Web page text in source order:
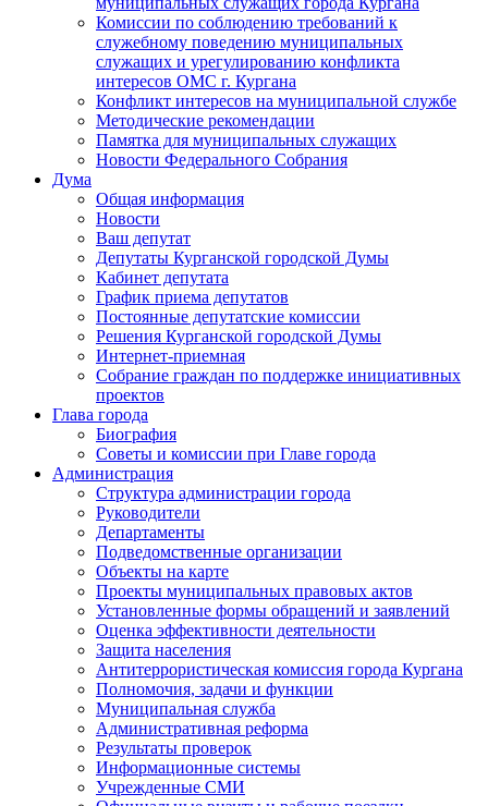
Комиссии по соблюдению требований к
служебному поведению муниципальных
служащих и урегулированию конфликта
интересов ОМС г. Кургана
Конфликт интересов на муниципальной службе
Методические рекомендации
Памятка для муниципальных служащих
Новости Федерального Cобрания
Дума
Общая информация
Новости
Ваш депутат
Депутаты Курганской городской Думы
Кабинет депутата
График приема депутатов
Постоянные депутатские комиссии
Решения Курганской городской Думы
Интернет-приемная
Собрание граждан по поддержке инициативных
проектов
Глава города
Биография
Советы и комиссии при Главе города
Администрация
Структура администрации города
Руководители
Департаменты
Подведомственные организации
Объекты на карте
Проекты муниципальных правовых актов
Установленные формы обращений и заявлений
Оценка эффективности деятельности
Защита населения
Антитеррористическая комиссия города Кургана
Полномочия, задачи и функции
Муниципальная служба
Административная реформа
Результаты проверок
Информационные системы
Учрежденные СМИ